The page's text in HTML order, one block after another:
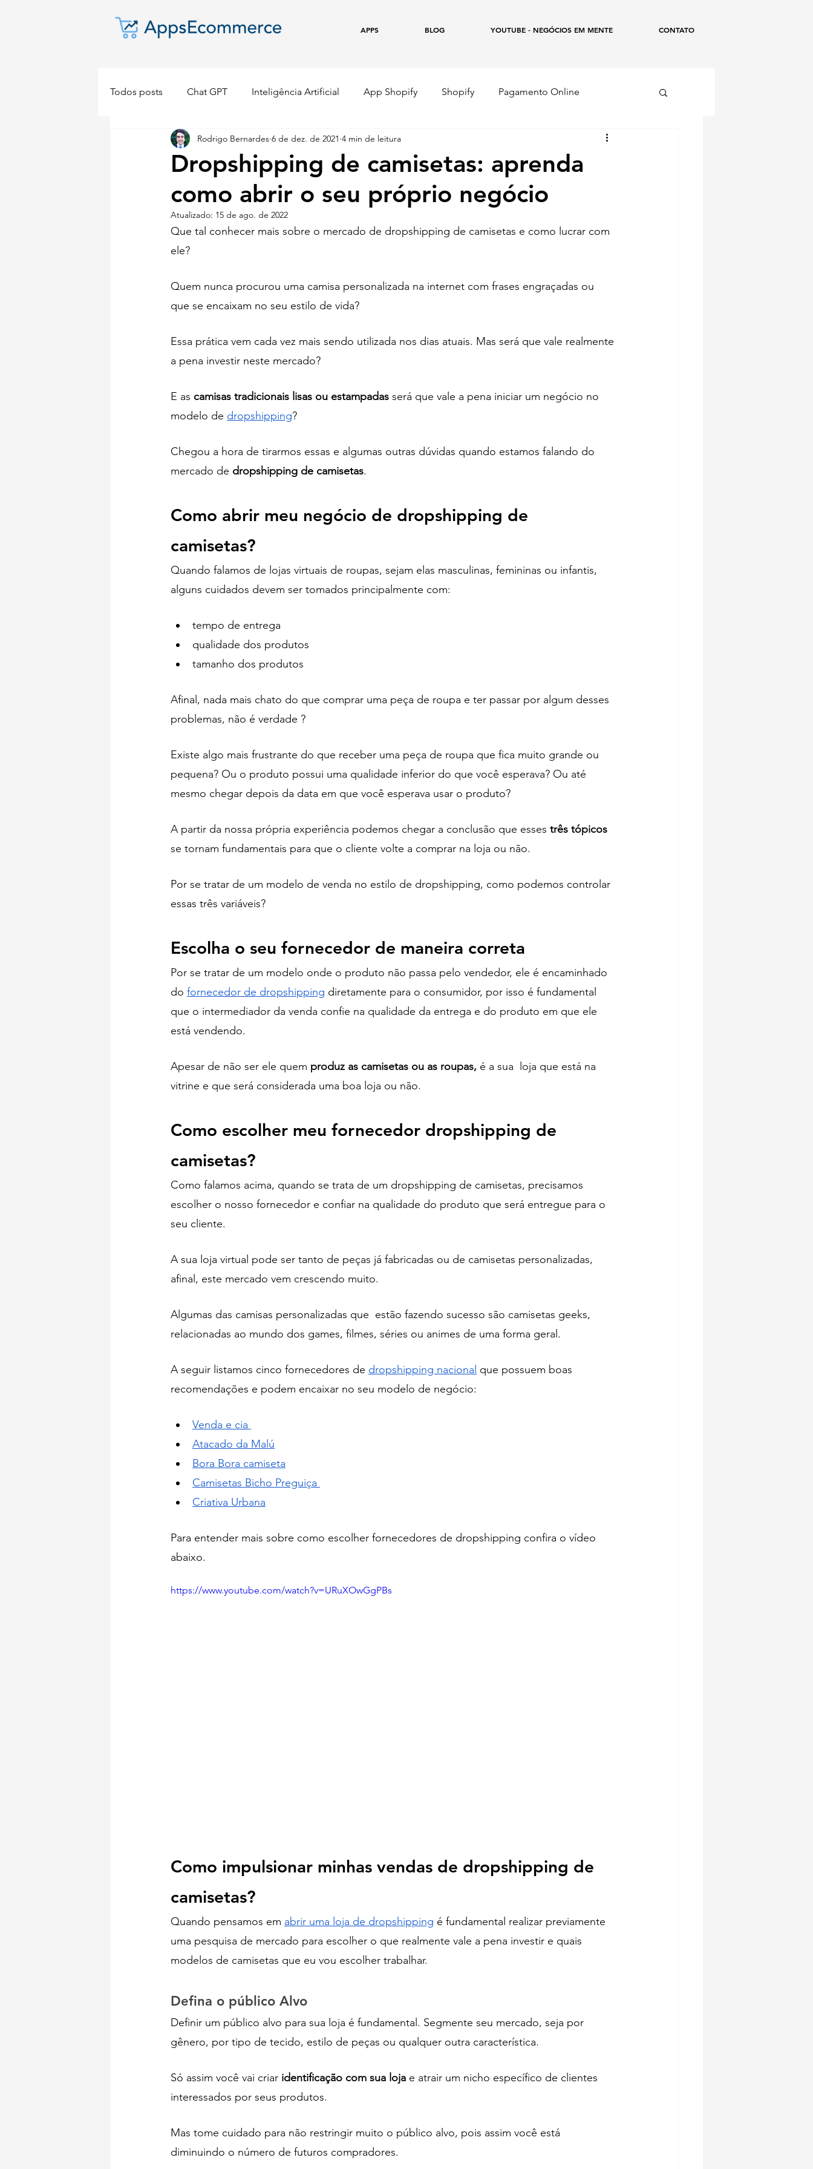
APPS BLOG YOUTUBE - NEGÓCIOS EM MENTE CONTATO
Todos posts Chat GPT Inteligência Artificial App Shopify Shopify Pagamento Online
Dropshipping E-commerce Copywriting Marketing Digital
Dropshipping de camisetas: aprenda
como abrir o seu próprio negócio
Rodrigo Bernardes 6 de dez. de 2021 4 min de leitura
Atualizado: 15 de ago. de 2022
Que tal conhecer mais sobre o mercado de dropshipping de camisetas e como lucrar com
ele?
Quem nunca procurou uma camisa personalizada na internet com frases engraçadas ou
que se encaixam no seu estilo de vida?
Essa prática vem cada vez mais sendo utilizada nos dias atuais. Mas será que vale realmente
a pena investir neste mercado?
E as camisas tradicionais lisas ou estampadas será que vale a pena iniciar um negócio no
modelo de dropshipping?
Chegou a hora de tirarmos essas e algumas outras dúvidas quando estamos falando do
mercado de dropshipping de camisetas.
Como abrir meu negócio de dropshipping de
camisetas?
Quando falamos de lojas virtuais de roupas, sejam elas masculinas, femininas ou infantis,
alguns cuidados devem ser tomados principalmente com:
tempo de entrega
qualidade dos produtos
tamanho dos produtos
Afinal, nada mais chato do que comprar uma peça de roupa e ter passar por algum desses
problemas, não é verdade ?
Existe algo mais frustrante do que receber uma peça de roupa que fica muito grande ou
pequena? Ou o produto possui uma qualidade inferior do que você esperava? Ou até
mesmo chegar depois da data em que você esperava usar o produto?
A partir da nossa própria experiência podemos chegar a conclusão que esses três tópicos
se tornam fundamentais para que o cliente volte a comprar na loja ou não.
Por se tratar de um modelo de venda no estilo de dropshipping, como podemos controlar
essas três variáveis?
Escolha o seu fornecedor de maneira correta
Por se tratar de um modelo onde o produto não passa pelo vendedor, ele é encaminhado
do fornecedor de dropshipping diretamente para o consumidor, por isso é fundamental
que o intermediador da venda confie na qualidade da entrega e do produto em que ele
está vendendo.
Apesar de não ser ele quem produz as camisetas ou as roupas, é a sua  loja que está na
vitrine e que será considerada uma boa loja ou não.
Como escolher meu fornecedor dropshipping de
camisetas?
Como falamos acima, quando se trata de um dropshipping de camisetas, precisamos
escolher o nosso fornecedor e confiar na qualidade do produto que será entregue para o
seu cliente.
A sua loja virtual pode ser tanto de peças já fabricadas ou de camisetas personalizadas,
afinal, este mercado vem crescendo muito.
Algumas das camisas personalizadas que  estão fazendo sucesso são camisetas geeks,
relacionadas ao mundo dos games, filmes, séries ou animes de uma forma geral.
A seguir listamos cinco fornecedores de dropshipping nacional que possuem boas
recomendações e podem encaixar no seu modelo de negócio:
Venda e cia
Atacado da Malú
Bora Bora camiseta
Camisetas Bicho Preguiça
Criativa Urbana
Para entender mais sobre como escolher fornecedores de dropshipping confira o vídeo
abaixo.
https://www.youtube.com/watch?v=URuXOwGgPBs
Como impulsionar minhas vendas de dropshipping de
camisetas?
Quando pensamos em abrir uma loja de dropshipping é fundamental realizar previamente
uma pesquisa de mercado para escolher o que realmente vale a pena investir e quais
modelos de camisetas que eu vou escolher trabalhar.
Defina o público Alvo
Definir um público alvo para sua loja é fundamental. Segmente seu mercado, seja por
gênero, por tipo de tecido, estilo de peças ou qualquer outra característica.
Só assim você vai criar identificação com sua loja e atrair um nicho específico de clientes
interessados por seus produtos.
Mas tome cuidado para não restringir muito o público alvo, pois assim você está
diminuindo o número de futuros compradores.